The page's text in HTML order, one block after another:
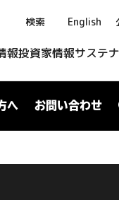
検索 English
報投資家情報サステ
へ お問い合わせ